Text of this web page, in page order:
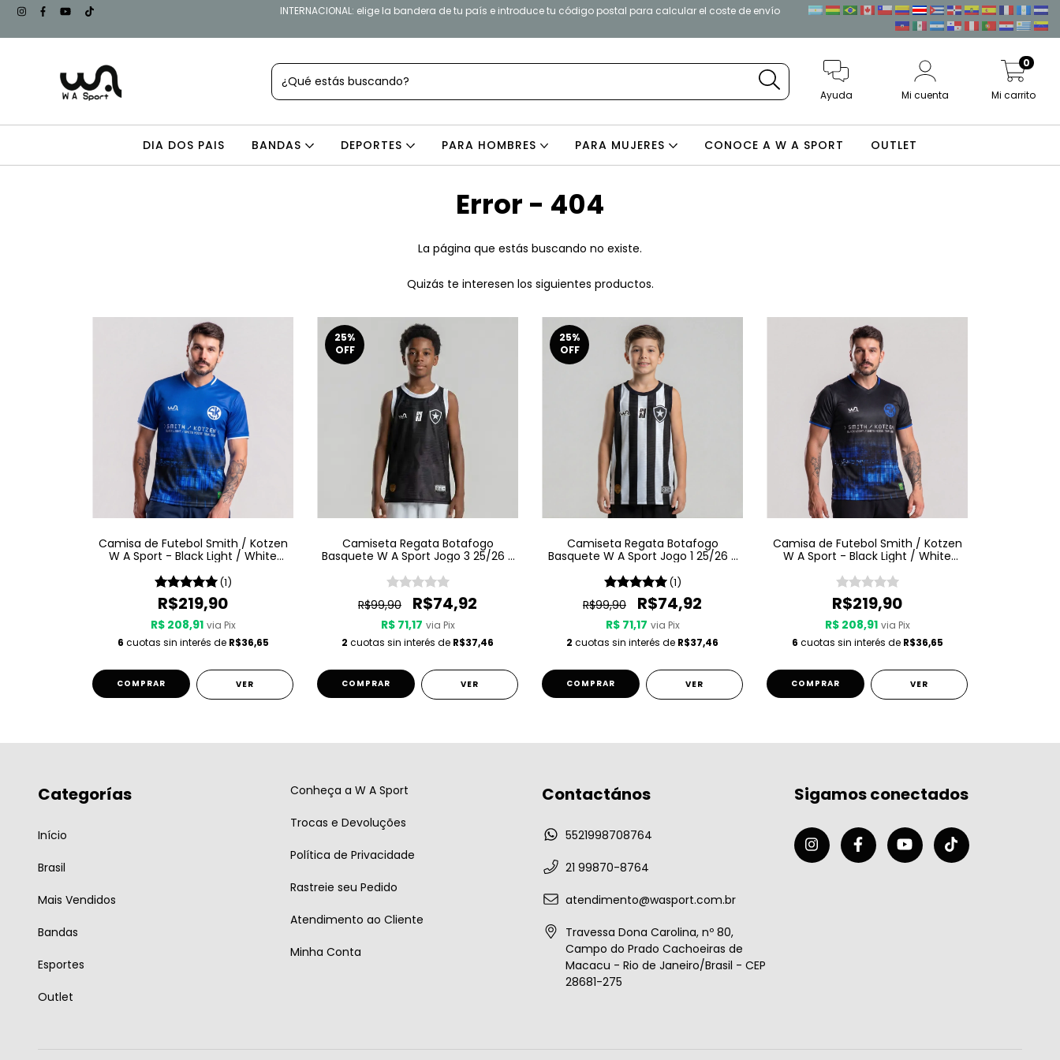
INTERNACIONAL: elige la bandera de tu país e introduce tu código postal para calcular el coste de envío
Ayuda Mi cuenta Mi carrito
0
DIA DOS PAIS BANDAS DEPORTES PARA HOMBRES PARA MUJERES CONOCE A W A SPORT OUTLET
Error - 404
La página que estás buscando no existe.
Quizás te interesen los siguientes productos.
Camisa de Futebol Smith / Kotzen
W A Sport - Black Light / White
(1)
R$219,90
R$ 208,91 via Pix
6 cuotas sin interés de R$36,65
COMPRAR VER
25%
OFF
Camiseta Regata Botafogo
Basquete W A Sport Jogo 3 25/26 -
R$99,90 R$74,92
R$ 71,17 via Pix
2 cuotas sin interés de R$37,46
COMPRAR VER
25%
OFF
Camiseta Regata Botafogo
Basquete W A Sport Jogo 1 25/26 -
(1)
R$99,90 R$74,92
R$ 71,17 via Pix
2 cuotas sin interés de R$37,46
COMPRAR VER
Camisa de Futebol Smith / Kotzen
W A Sport - Black Light / White
R$219,90
R$ 208,91 via Pix
6 cuotas sin interés de R$36,65
COMPRAR VER
Categorías
Início
Brasil
Mais Vendidos
Bandas
Esportes
Outlet
Conheça a W A Sport
Trocas e Devoluções
Política de Privacidade
Rastreie seu Pedido
Atendimento ao Cliente
Minha Conta
Contactános
5521998708764
21 99870-8764
atendimento@wasport.com.br
Travessa Dona Carolina, nº 80,
Campo do Prado Cachoeiras de
Macacu - Rio de Janeiro/Brasil - CEP
28681-275
Sigamos conectados